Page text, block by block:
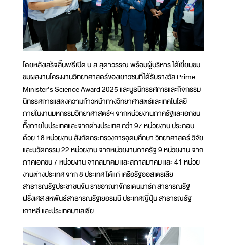
โดยหลังเสร็จสิ้นพิธีเปิด น.ส.สุดาวรรณ พร้อมผู้บริหาร ได้เยี่ยมชม
ชมผลงานโครงงานวิทยาศาสตร์ของเยาวชนที่ได้รับรางวัล Prime
Minister’s Science Award 2025 และบูธนิทรรศการและกิจกรรม
นิทรรศการแสดงความก้าวหน้าทางวิทยาศาสตร์และเทคโนโลยี
ภายในงานมหกรรมวิทยาศาสตร์ฯ จากหน่วยงานภาครัฐและเอกชน
ทั้งภายในประเทศและจากต่างประเทศ กว่า 97 หน่วยงาน ประกอบ
ด้วย 18 หน่วยงาน สังกัดกระทรวงการอุดมศึกษา วิทยาศาสตร์ วิจัย
และนวัตกรรม 22 หน่วยงาน จากหน่วยงานภาครัฐ 9 หน่วยงาน จาก
ภาคเอกชน 7 หน่วยงาน จากสมาคม และสภาสมาคม และ 41 หน่วย
งานต่างประเทศ จาก 8 ประเทศ ได้แก่ เครือรัฐออสเตรเลีย
สาธารณรัฐประชาชนจีน ราชอาณาจักรเดนมาร์ก สาธารณรัฐ
ฝรั่งเศส สหพันธ์สาธารณรัฐเยอรมนี ประเทศญี่ปุ่น สาธารณรัฐ
เกาหลี และประเทศมาเลเซีย